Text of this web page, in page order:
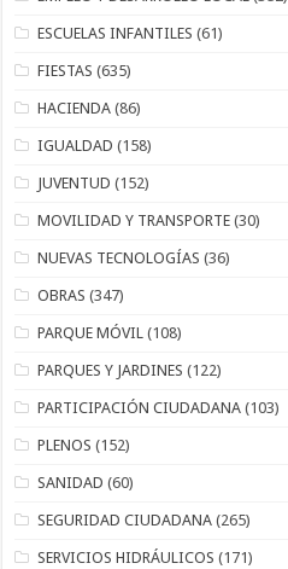
ESCUELAS INFANTILES (61)
FIESTAS (635)
HACIENDA (86)
IGUALDAD (158)
JUVENTUD (152)
MOVILIDAD Y TRANSPORTE (30)
NUEVAS TECNOLOGÍAS (36)
OBRAS (347)
PARQUE MÓVIL (108)
PARQUES Y JARDINES (122)
PARTICIPACIÓN CIUDADANA (103)
PLENOS (152)
SANIDAD (60)
SEGURIDAD CIUDADANA (265)
SERVICIOS HIDRÁULICOS (171)